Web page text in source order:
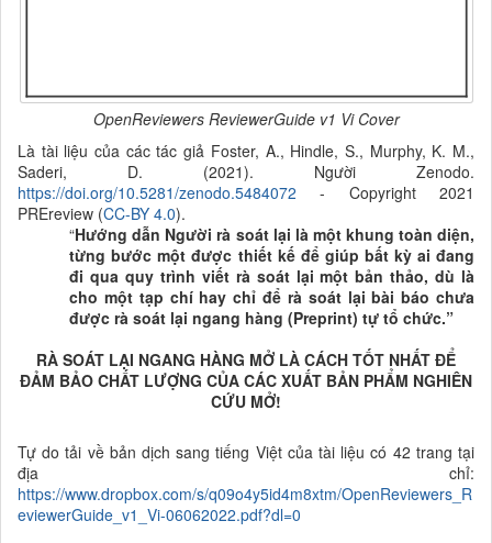
OpenReviewers ReviewerGuide v1 Vi Cover
Là tài liệu của các tác giả Foster, A., Hindle, S., Murphy, K. M.,
Saderi, D. (2021). Người Zenodo.
https://doi.org/10.5281/zenodo.5484072 - Copyright 2021
PREreview (CC-BY 4.0).
“Hướng dẫn Người rà soát lại là một khung toàn diện,
từng bước một được thiết kế để giúp bất kỳ ai đang
đi qua quy trình viết rà soát lại một bản thảo, dù là
cho một tạp chí hay chỉ để rà soát lại bài báo chưa
được rà soát lại ngang hàng (Preprint) tự tổ chức.”
RÀ SOÁT LẠI NGANG HÀNG MỞ LÀ CÁCH TỐT NHẤT ĐỂ
ĐẢM BẢO CHẤT LƯỢNG CỦA CÁC XUẤT BẢN PHẨM NGHIÊN
CỨU MỞ!
Tự do tải về bản dịch sang tiếng Việt của tài liệu có 42 trang tại
địa chỉ:
https://www.dropbox.com/s/q09o4y5id4m8xtm/OpenReviewers_R
eviewerGuide_v1_Vi-06062022.pdf?dl=0